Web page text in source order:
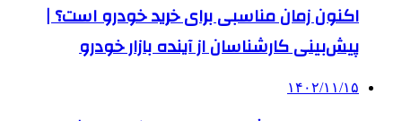
اکنون زمان مناسبی برای خرید خودرو است؟ |
پیش‌بینی کارشناسان از آینده بازار خودرو
۱۴۰۲/۱۱/۱۵